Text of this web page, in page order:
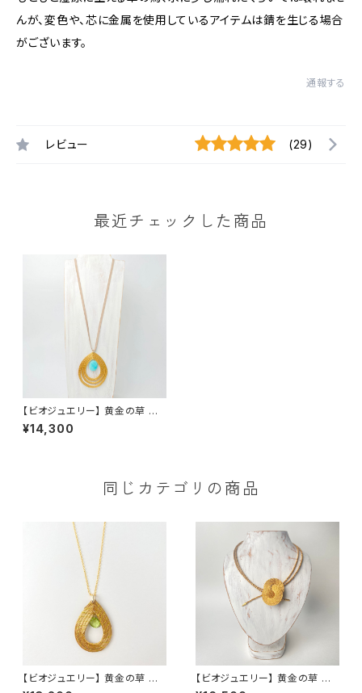
んが、変色や、芯に金属を使用しているアイテムは錆を生じる場合
がございます。
通報する
レビュー (29)
最近チェックした商品
【ビオジュエリー】 黄金の草 カッ
ピンドウラード スエード紐トリプ
ルティアドロップ アマゾナイト
¥14,300
同じカテゴリの商品
【ビオジュエリー】 黄金の草 カッ
ピンドウラード ネックレス ティ
【ビオジュエリー】 黄金の草 カッ
ピンドウラード 草紐ネックレス